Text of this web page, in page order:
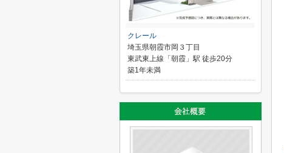
クレール
埼玉県朝霞市岡３丁目
東武東上線「朝霞」駅 徒歩20分
築1年未満